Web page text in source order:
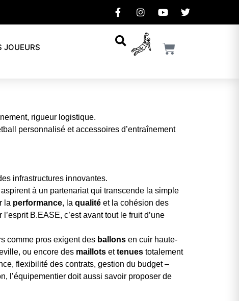
JOUEURS
rigueur logistique.
personnalisé et accessoires d’entraînement
infrastructures innovantes.
à un partenariat qui transcende la simple
la performance, la qualité et la cohésion des
l’esprit B.EASE, c’est avant tout le fruit d’une
comme pros exigent des ballons en cuir haute-
ou encore des maillots ettenues totalement
flexibilité des contrats, gestion du budget –
l’équipementier doit aussi savoir proposer de